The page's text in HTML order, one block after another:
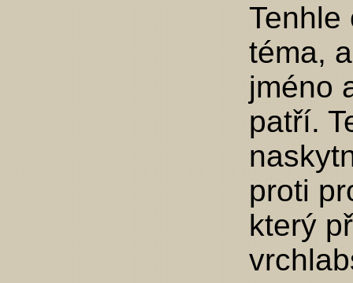
Tenhle
téma,
jméno
patří.
proti
který